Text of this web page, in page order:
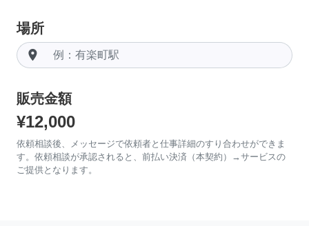
場所
room
販売金額
¥12,000
依頼相談後、メッセージで依頼者と仕事詳細のすり合わせができま
す。依頼相談が承認されると、前払い決済（本契約）→サービスの
ご提供となります。